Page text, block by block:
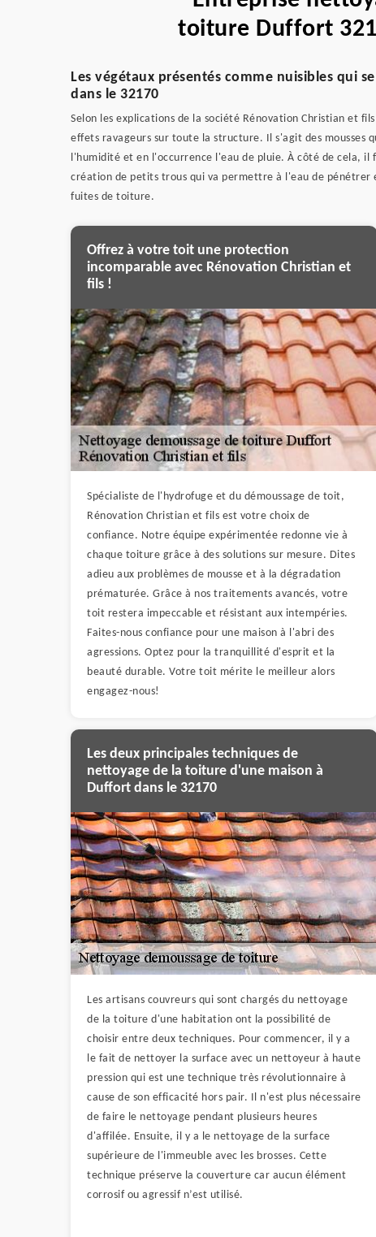
toiture Duffort
Les végétaux présentés comme nuisibles qui
dans le 32170
Selon les explications de la société Rénovation Christian et
effets ravageurs sur toute la structure. Il s'agit des
l'humidité et en l'occurrence l'eau de pluie. À côté de cela, il
création de petits trous qui va permettre à l'eau de
fuites de toiture.
Offrez à votre toit une protection
incomparable avec Rénovation Christian et
fils !
Spécialiste de l'hydrofuge et du démoussage de toit,
Rénovation Christian et fils est votre choix de
confiance. Notre équipe expérimentée redonne vie à
chaque toiture grâce à des solutions sur mesure. Dites
adieu aux problèmes de mousse et à la dégradation
prématurée. Grâce à nos traitements avancés, votre
toit restera impeccable et résistant aux intempéries.
Faites-nous confiance pour une maison à l'abri des
agressions. Optez pour la tranquillité d'esprit et la
beauté durable. Votre toit mérite le meilleur alors
engagez-nous!
Les deux principales techniques de
nettoyage de la toiture d'une maison à
Duffort dans le 32170
Les artisans couvreurs qui sont chargés du nettoyage
de la toiture d'une habitation ont la possibilité de
choisir entre deux techniques. Pour commencer, il y a
le fait de nettoyer la surface avec un nettoyeur à haute
pression qui est une technique très révolutionnaire à
cause de son efficacité hors pair. Il n'est plus nécessaire
de faire le nettoyage pendant plusieurs heures
d'affilée. Ensuite, il y a le nettoyage de la surface
supérieure de l'immeuble avec les brosses. Cette
technique préserve la couverture car aucun élément
corrosif ou agressif n’est utilisé.